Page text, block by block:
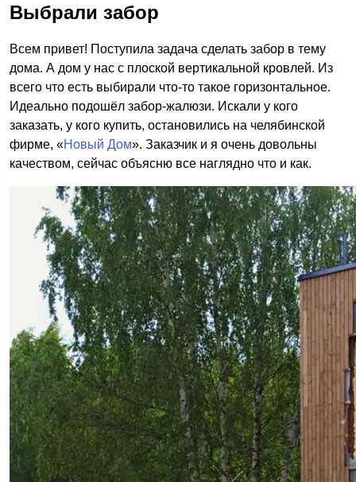
Выбрали забор
Всем привет! Поступила задача сделать забор в тему
дома. А дом у нас с плоской вертикальной кровлей. Из
всего что есть выбирали что-то такое горизонтальное.
Идеально подошёл забор-жалюзи. Искали у кого
заказать, у кого купить, остановились на челябинской
фирме, «Новый Дом». Заказчик и я очень довольны
качеством, сейчас объясню все наглядно что и как.